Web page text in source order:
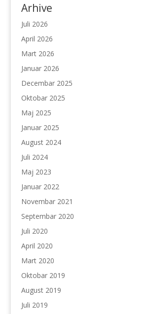
Arhive
Juli 2026
April 2026
Mart 2026
Januar 2026
Decembar 2025
Oktobar 2025
Maj 2025
Januar 2025
August 2024
Juli 2024
Maj 2023
Januar 2022
Novembar 2021
Septembar 2020
Juli 2020
April 2020
Mart 2020
Oktobar 2019
August 2019
Juli 2019